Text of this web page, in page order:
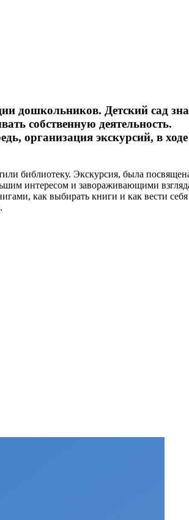
дошкольников. Детский сад
собственную деятельность.
организация экскурсий, в
библиотеку. Экскурсия, была
интересом и завораживающими
как выбирать книги и как вести